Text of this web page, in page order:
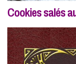
Cookies salés